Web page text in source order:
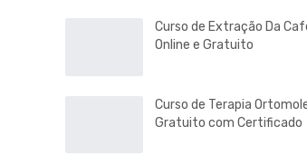
Curso de Extração Da
Online e Gratuito
Curso de Terapia
Gratuito com Certificado